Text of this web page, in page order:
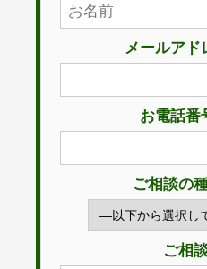
メールアド
お電話番
ご相談の
ご相